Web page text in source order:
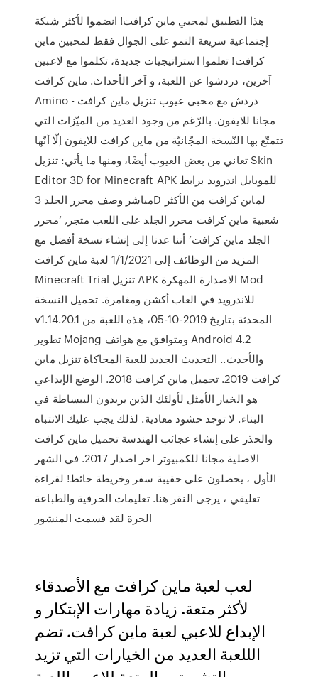
هذا التطبيق لمحبي ماين كرافت! انضموا لأكثر شبكة
إجتماعية سريعة النمو على الجوال فقط لمحبين ماين
كرافت! تعلموا استراتيجيات جديدة، تكلموا مع لاعبين
آخرين، دردشوا عن اللعبة، و آخر الأحداث. ماين كرافت
Amino - دردش مع محبي عيوب تنزيل ماين كرافت
مجانا للايفون. بالرّغم من وجود العديد من الميّزات التي
تتمتّع بها النّسخة المجّانيّة من ماين كرافت للايفون إلّا أنّها
تعاني من بعض العيوب أيضًا، ومنها ما يأتي: تنزيل Skin
Editor 3D for Minecraft APK للموبايل اندرويد برابط
مباشر وصف محرر الجلد 3D لماين كرافت من الأكثر
شعبية ماين كرافت محرر الجلد على اللعب متجر, ‘محرر
الجلد ماين كرافت’ أننا عدنا إلى إنشاء نسخة أفضل مع
المزيد من الوظائف إلى 1/1/2021 لعبة ماين كرافت
Minecraft Trial تنزيل APK الاصدارة المهكرة Mod
للاندرويد في العاب أكشن ومغامرة. تحميل النسخة
v1.14.20.1 المحدثة بتاريخ 2019-10-05، هذه اللعبة من
تطوير Mojang ومتوافق مع هواتف Android 4.2
والأحدث.. التحديث الجديد للعبة المحاكاة تنزيل ماين
كرافت 2019. تحميل ماين كرافت 2018. الوضع الإبداعي
هو الخيار الأمثل لأولئك الذين يريدون الببساطة في
البناء. لا توجد حشود معادية. لذلك يجب عليك الانتباه
والحذر على إنشاء عجائب الهندسة تحميل ماين كرافت
الاصلية مجانا للكمبيوتر اخر اصدار 2017. في الشهر
الأول ، يحصلون على حقيبة سفر وخريطة حائط! لقراءة
تعليقي ، يرجى النقر هنا. تعليمات الحرفية والطباعة
الحرة لقد قسمت المنشور
لعب لعبة ماين كرافت مع الأصدقاء
لأكثر متعة. زيادة مهارات الإبتكار و
الإبداع للاعبي لعبة ماين كرافت. تضم
الللعبة العديد من الخيارات التي تزيد